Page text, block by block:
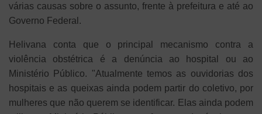
várias causas sobre o assunto, frente à prefeitura e até ao
Governo Federal.
Helivana conta que o principal mecanismo contra a
violência obstétrica é a denúncia ao hospital ou ao
Ministério Público. "Atualmente temos as ouvidorias dos
hospitais e as queixas ainda podem partir do coletivo, por
mulheres que não querem se identificar. Elas ainda podem